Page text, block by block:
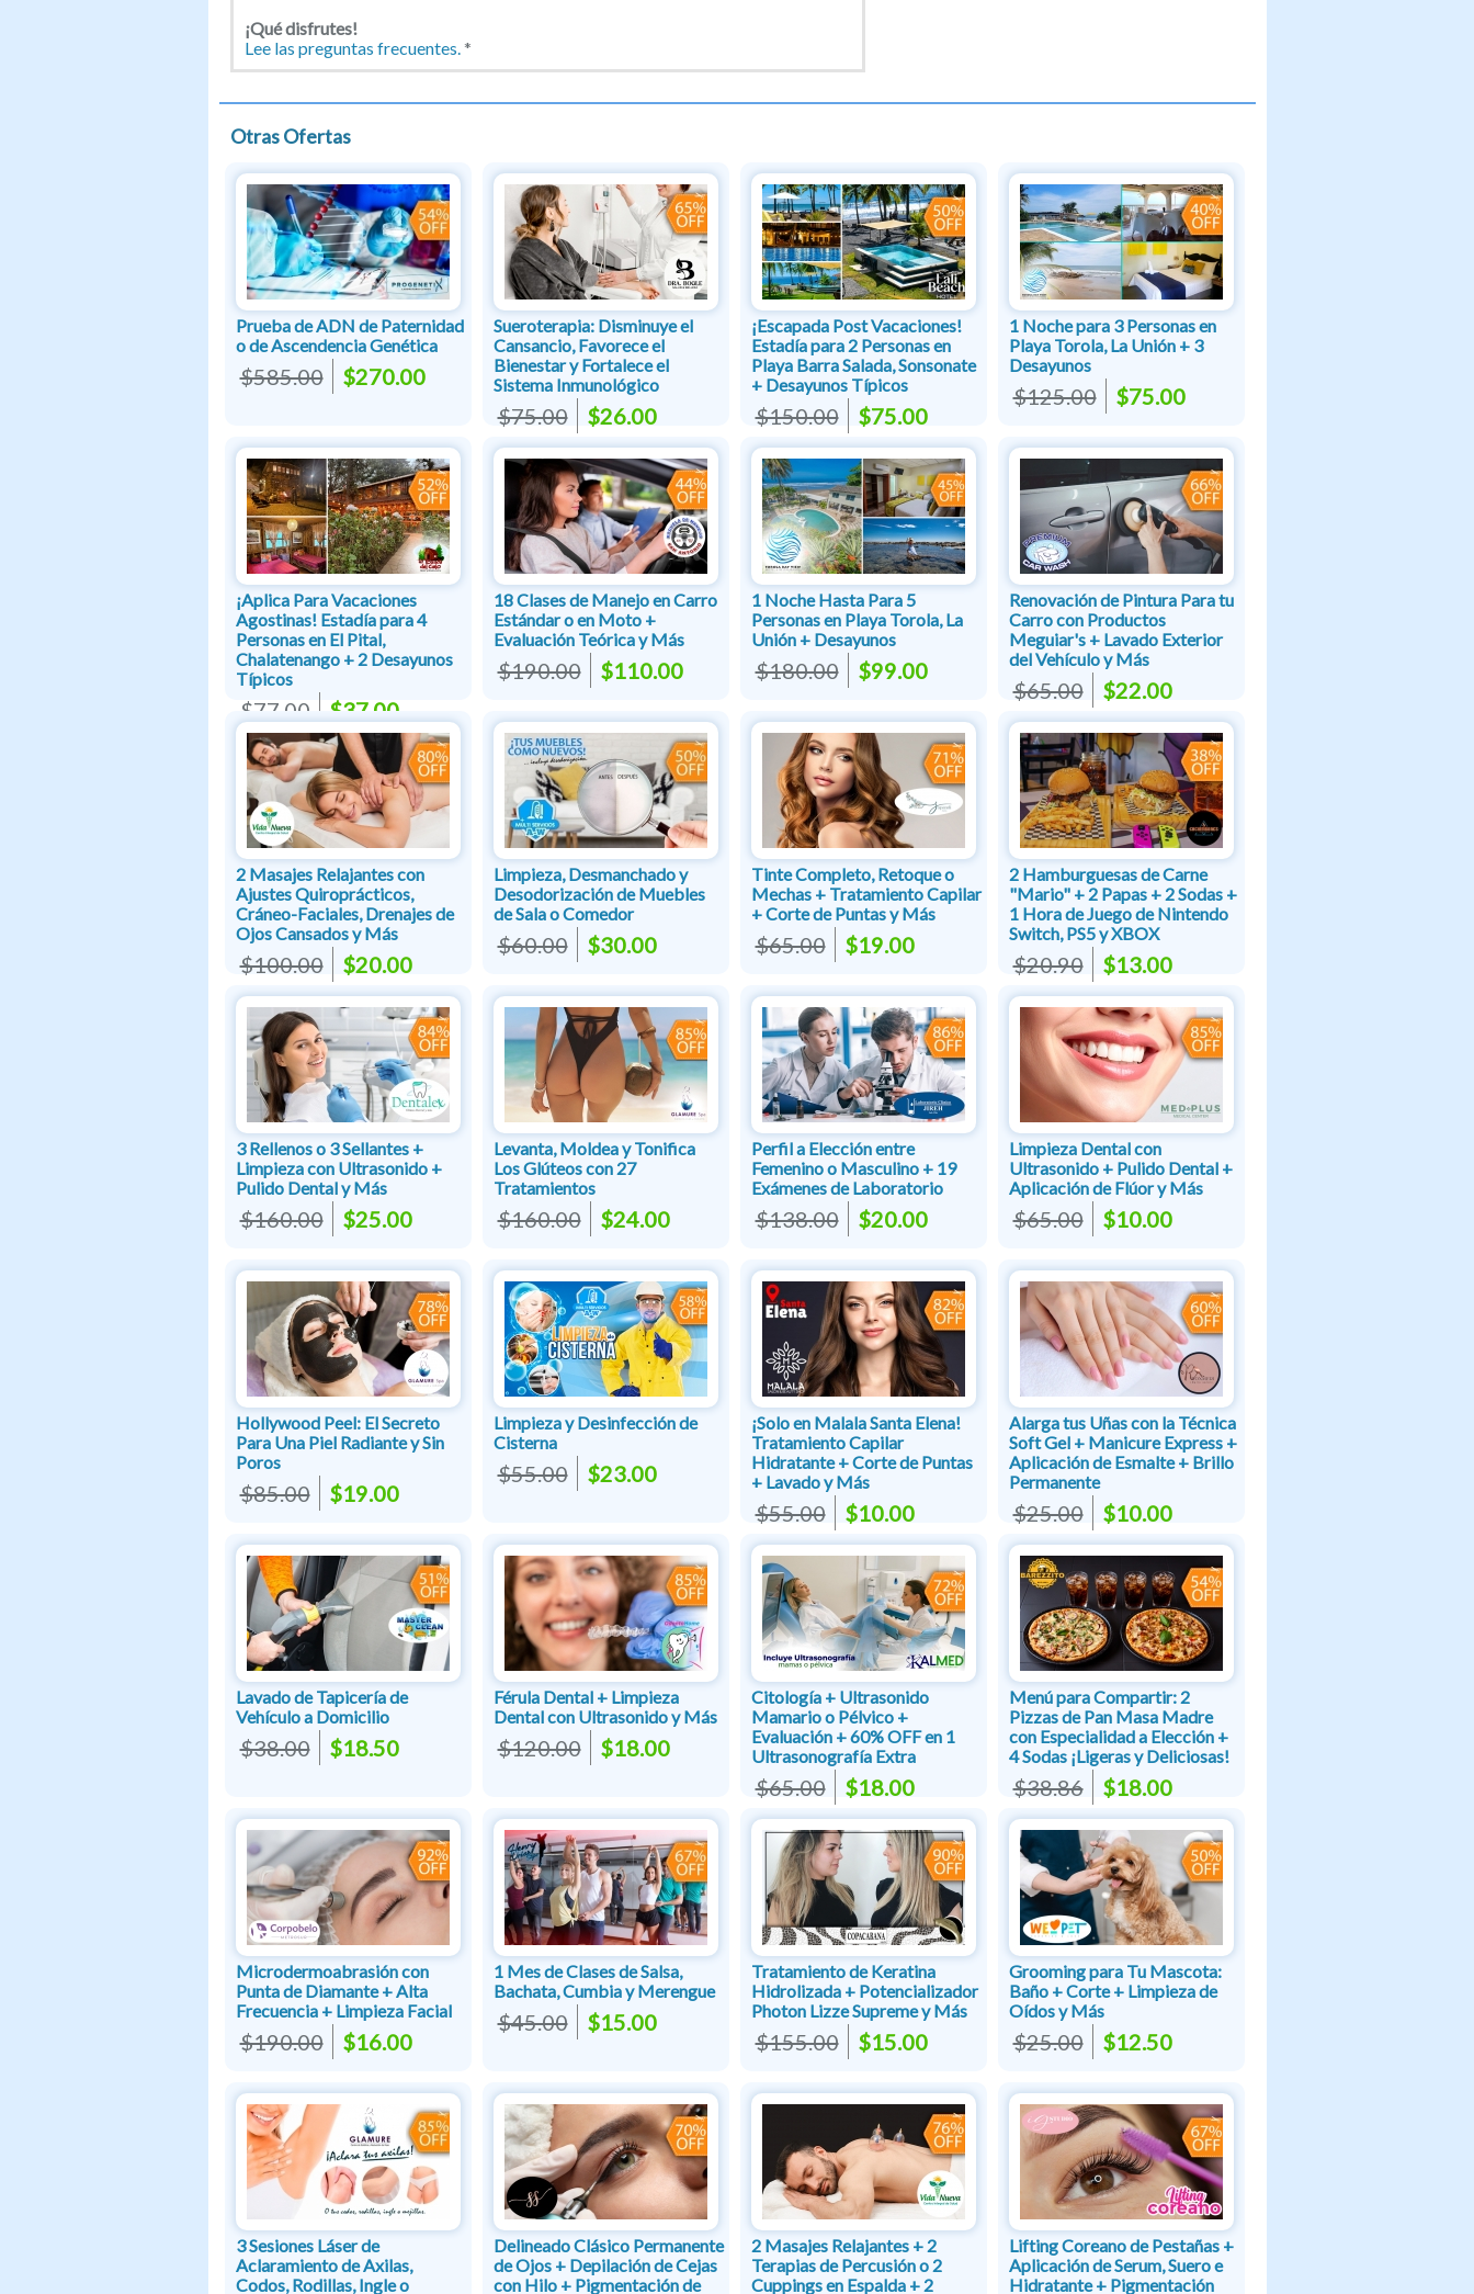
¡Qué disfrutes!
Lee las preguntas frecuentes.*
Otras Ofertas
Prueba de ADN de Paternidad
o de Ascendencia Genética
$585.00 $270.00
Sueroterapia: Disminuye el
Cansancio, Favorece el
Bienestar y Fortalece el
Sistema Inmunológico
$75.00 $26.00
¡Escapada Post Vacaciones!
Estadía para 2 Personas en
Playa Barra Salada, Sonsonate
+ Desayunos Típicos
$150.00 $75.00
1 Noche para 3 Personas en
Playa Torola, La Unión + 3
Desayunos
$125.00 $75.00
¡Aplica Para Vacaciones
Agostinas! Estadía para 4
Personas en El Pital,
Chalatenango + 2 Desayunos
Típicos
$77.00 $37.00
18 Clases de Manejo en Carro
Estándar o en Moto +
Evaluación Teórica y Más
$190.00 $110.00
1 Noche Hasta Para 5
Personas en Playa Torola, La
Unión + Desayunos
$180.00 $99.00
Renovación de Pintura Para tu
Carro con Productos
Meguiar's + Lavado Exterior
del Vehículo y Más
$65.00 $22.00
2 Masajes Relajantes con
Ajustes Quiroprácticos,
Cráneo-Faciales, Drenajes de
Ojos Cansados y Más
$100.00 $20.00
Limpieza, Desmanchado y
Desodorización de Muebles
de Sala o Comedor
$60.00 $30.00
Tinte Completo, Retoque o
Mechas + Tratamiento Capilar
+ Corte de Puntas y Más
$65.00 $19.00
2 Hamburguesas de Carne
"Mario" + 2 Papas + 2 Sodas +
1 Hora de Juego de Nintendo
Switch, PS5 y XBOX
$20.90 $13.00
3 Rellenos o 3 Sellantes +
Limpieza con Ultrasonido +
Pulido Dental y Más
$160.00 $25.00
Levanta, Moldea y Tonifica
Los Glúteos con 27
Tratamientos
$160.00 $24.00
Perfil a Elección entre
Femenino o Masculino + 19
Exámenes de Laboratorio
$138.00 $20.00
Limpieza Dental con
Ultrasonido + Pulido Dental +
Aplicación de Flúor y Más
$65.00 $10.00
Hollywood Peel: El Secreto
Para Una Piel Radiante y Sin
Poros
$85.00 $19.00
Limpieza y Desinfección de
Cisterna
$55.00 $23.00
¡Solo en Malala Santa Elena!
Tratamiento Capilar
Hidratante + Corte de Puntas
+ Lavado y Más
$55.00 $10.00
Alarga tus Uñas con la Técnica
Soft Gel + Manicure Express +
Aplicación de Esmalte + Brillo
Permanente
$25.00 $10.00
Lavado de Tapicería de
Vehículo a Domicilio
$38.00 $18.50
Férula Dental + Limpieza
Dental con Ultrasonido y Más
$120.00 $18.00
Citología + Ultrasonido
Mamario o Pélvico +
Evaluación + 60% OFF en 1
Ultrasonografía Extra
$65.00 $18.00
Menú para Compartir: 2
Pizzas de Pan Masa Madre
con Especialidad a Elección +
4 Sodas ¡Ligeras y Deliciosas!
$38.86 $18.00
Microdermoabrasión con
Punta de Diamante + Alta
Frecuencia + Limpieza Facial
$190.00 $16.00
1 Mes de Clases de Salsa,
Bachata, Cumbia y Merengue
$45.00 $15.00
Tratamiento de Keratina
Hidrolizada + Potencializador
Photon Lizze Supreme y Más
$155.00 $15.00
Grooming para Tu Mascota:
Baño + Corte + Limpieza de
Oídos y Más
$25.00 $12.50
3 Sesiones Láser de
Aclaramiento de Axilas,
Codos, Rodillas, Ingle o
Delineado Clásico Permanente
de Ojos + Depilación de Cejas
con Hilo + Pigmentación de
2 Masajes Relajantes + 2
Terapias de Percusión o 2
Cuppings en Espalda + 2
Lifting Coreano de Pestañas +
Aplicación de Serum, Suero e
Hidratante + Pigmentación